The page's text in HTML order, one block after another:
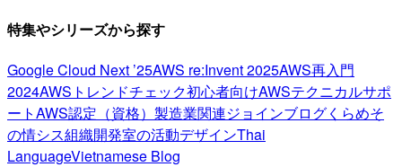
特集やシリーズから探す
Google Cloud Next ’25AWS re:Invent 2025AWS再入門
2024AWSトレンドチェック初心者向けAWSテクニカルサポ
ートAWS認定（資格） 製造業関連ジョインブログくらめそ
の情シス組織開発室の活動デザインThai
LanguageVietnamese Blog